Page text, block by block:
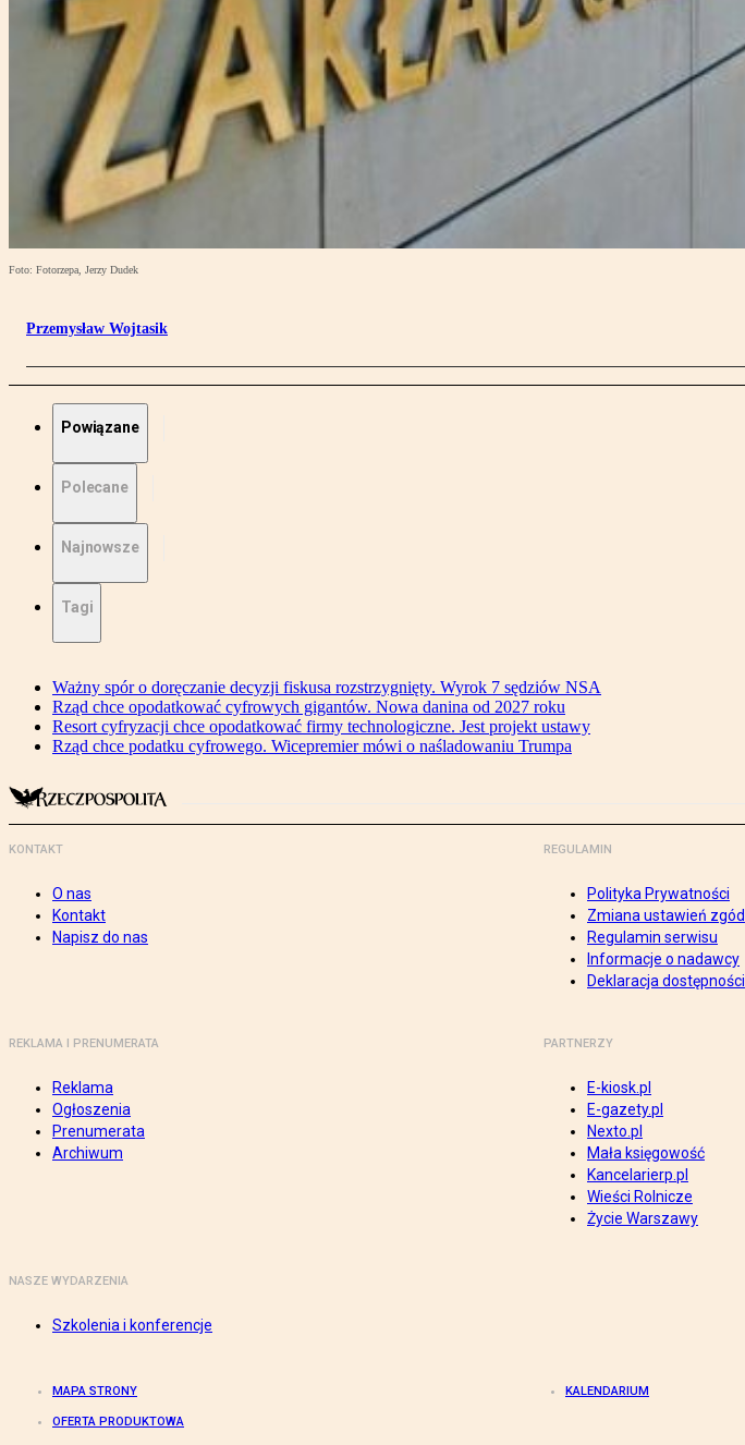
Foto: Fotorzepa, Jerzy Dudek
Przemysław Wojtasik
Powiązane
Polecane
Najnowsze
Tagi
Ważny spór o doręczanie decyzji fiskusa rozstrzygnięty. Wyrok 7 sędziów NSA
Rząd chce opodatkować cyfrowych gigantów. Nowa danina od 2027 roku
Resort cyfryzacji chce opodatkować firmy technologiczne. Jest projekt ustawy
Rząd chce podatku cyfrowego. Wicepremier mówi o naśladowaniu Trumpa
KONTAKT
O nas
Kontakt
Napisz do nas
REGULAMIN
Polityka Prywatności
Zmiana ustawień zgód
Regulamin serwisu
Informacje o nadawcy
Deklaracja dostępności
REKLAMA I PRENUMERATA
Reklama
Ogłoszenia
Prenumerata
Archiwum
PARTNERZY
E-kiosk.pl
E-gazety.pl
Nexto.pl
Mała księgowość
Kancelarierp.pl
Wieści Rolnicze
Życie Warszawy
NASZE WYDARZENIA
Szkolenia i konferencje
MAPA STRONY KALENDARIUM
OFERTA PRODUKTOWA